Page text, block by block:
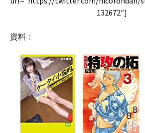
132672″]
資料：